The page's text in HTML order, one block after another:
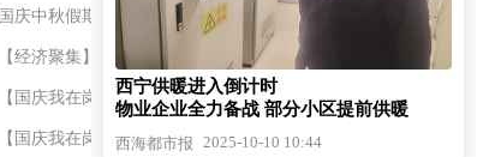
国庆中秋假期 青海旅游市场人气旺 活力足
【经济聚集】品牌建设助力 青海好物“跨山越海”
【国庆我在岗】这也是一种特殊的“团圆”
【国庆我在岗】以坚守与实干守护村庄安宁
西宁供暖进入倒计时
物业企业全力备战 部分小区提前供暖
西海都市报 2025-10-10 10:44